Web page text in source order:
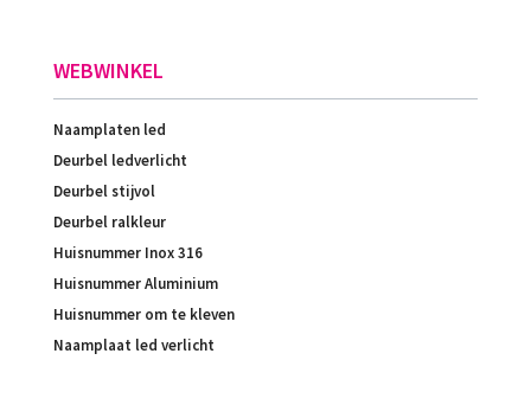
WEBWINKEL
Naamplaten led
Deurbel ledverlicht
Deurbel stijvol
Deurbel ralkleur
Huisnummer Inox 316
Huisnummer Aluminium
Huisnummer om te kleven
Naamplaat led verlicht